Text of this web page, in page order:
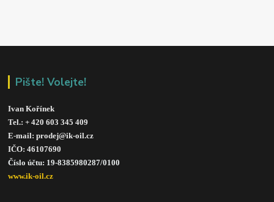
Pište! Volejte!
Ivan Kořínek
Tel.: + 420 603 345 409
E-mail: prodej@ik-oil.cz
IČO: 46107690
Číslo účtu: 19-8385980287/0100
www.ik-oil.cz